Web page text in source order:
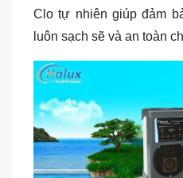
Clo tự nhiên giúp đảm
luôn sạch sẽ và an toàn